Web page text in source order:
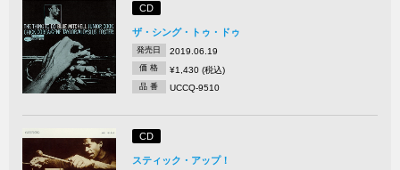
CD
ザ・シング・トゥ・ドゥ
発売日 2019.06.19
価 格 ¥1,430 (税込)
品 番 UCCQ-9510
CD
スティック・アップ！